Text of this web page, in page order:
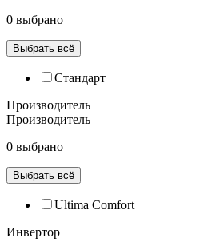
0 выбрано
Выбрать всё
Cтандарт
Производитель
Производитель
0 выбрано
Выбрать всё
Ultima Comfort
Инвертор